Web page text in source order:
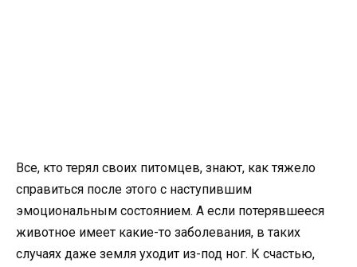
Все, кто терял своих питомцев, знают, как тяжело
справиться после этого с наступившим
эмоциональным состоянием. А если потерявшееся
животное имеет какие-то заболевания, в таких
случаях даже земля уходит из-под ног. К счастью,